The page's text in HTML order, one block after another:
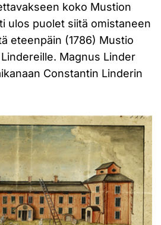
koko Mustion
ulos puolet siitä omistaneen
eteenpäin (1786) Mustio
Magnus Linder
Constantin Linderin